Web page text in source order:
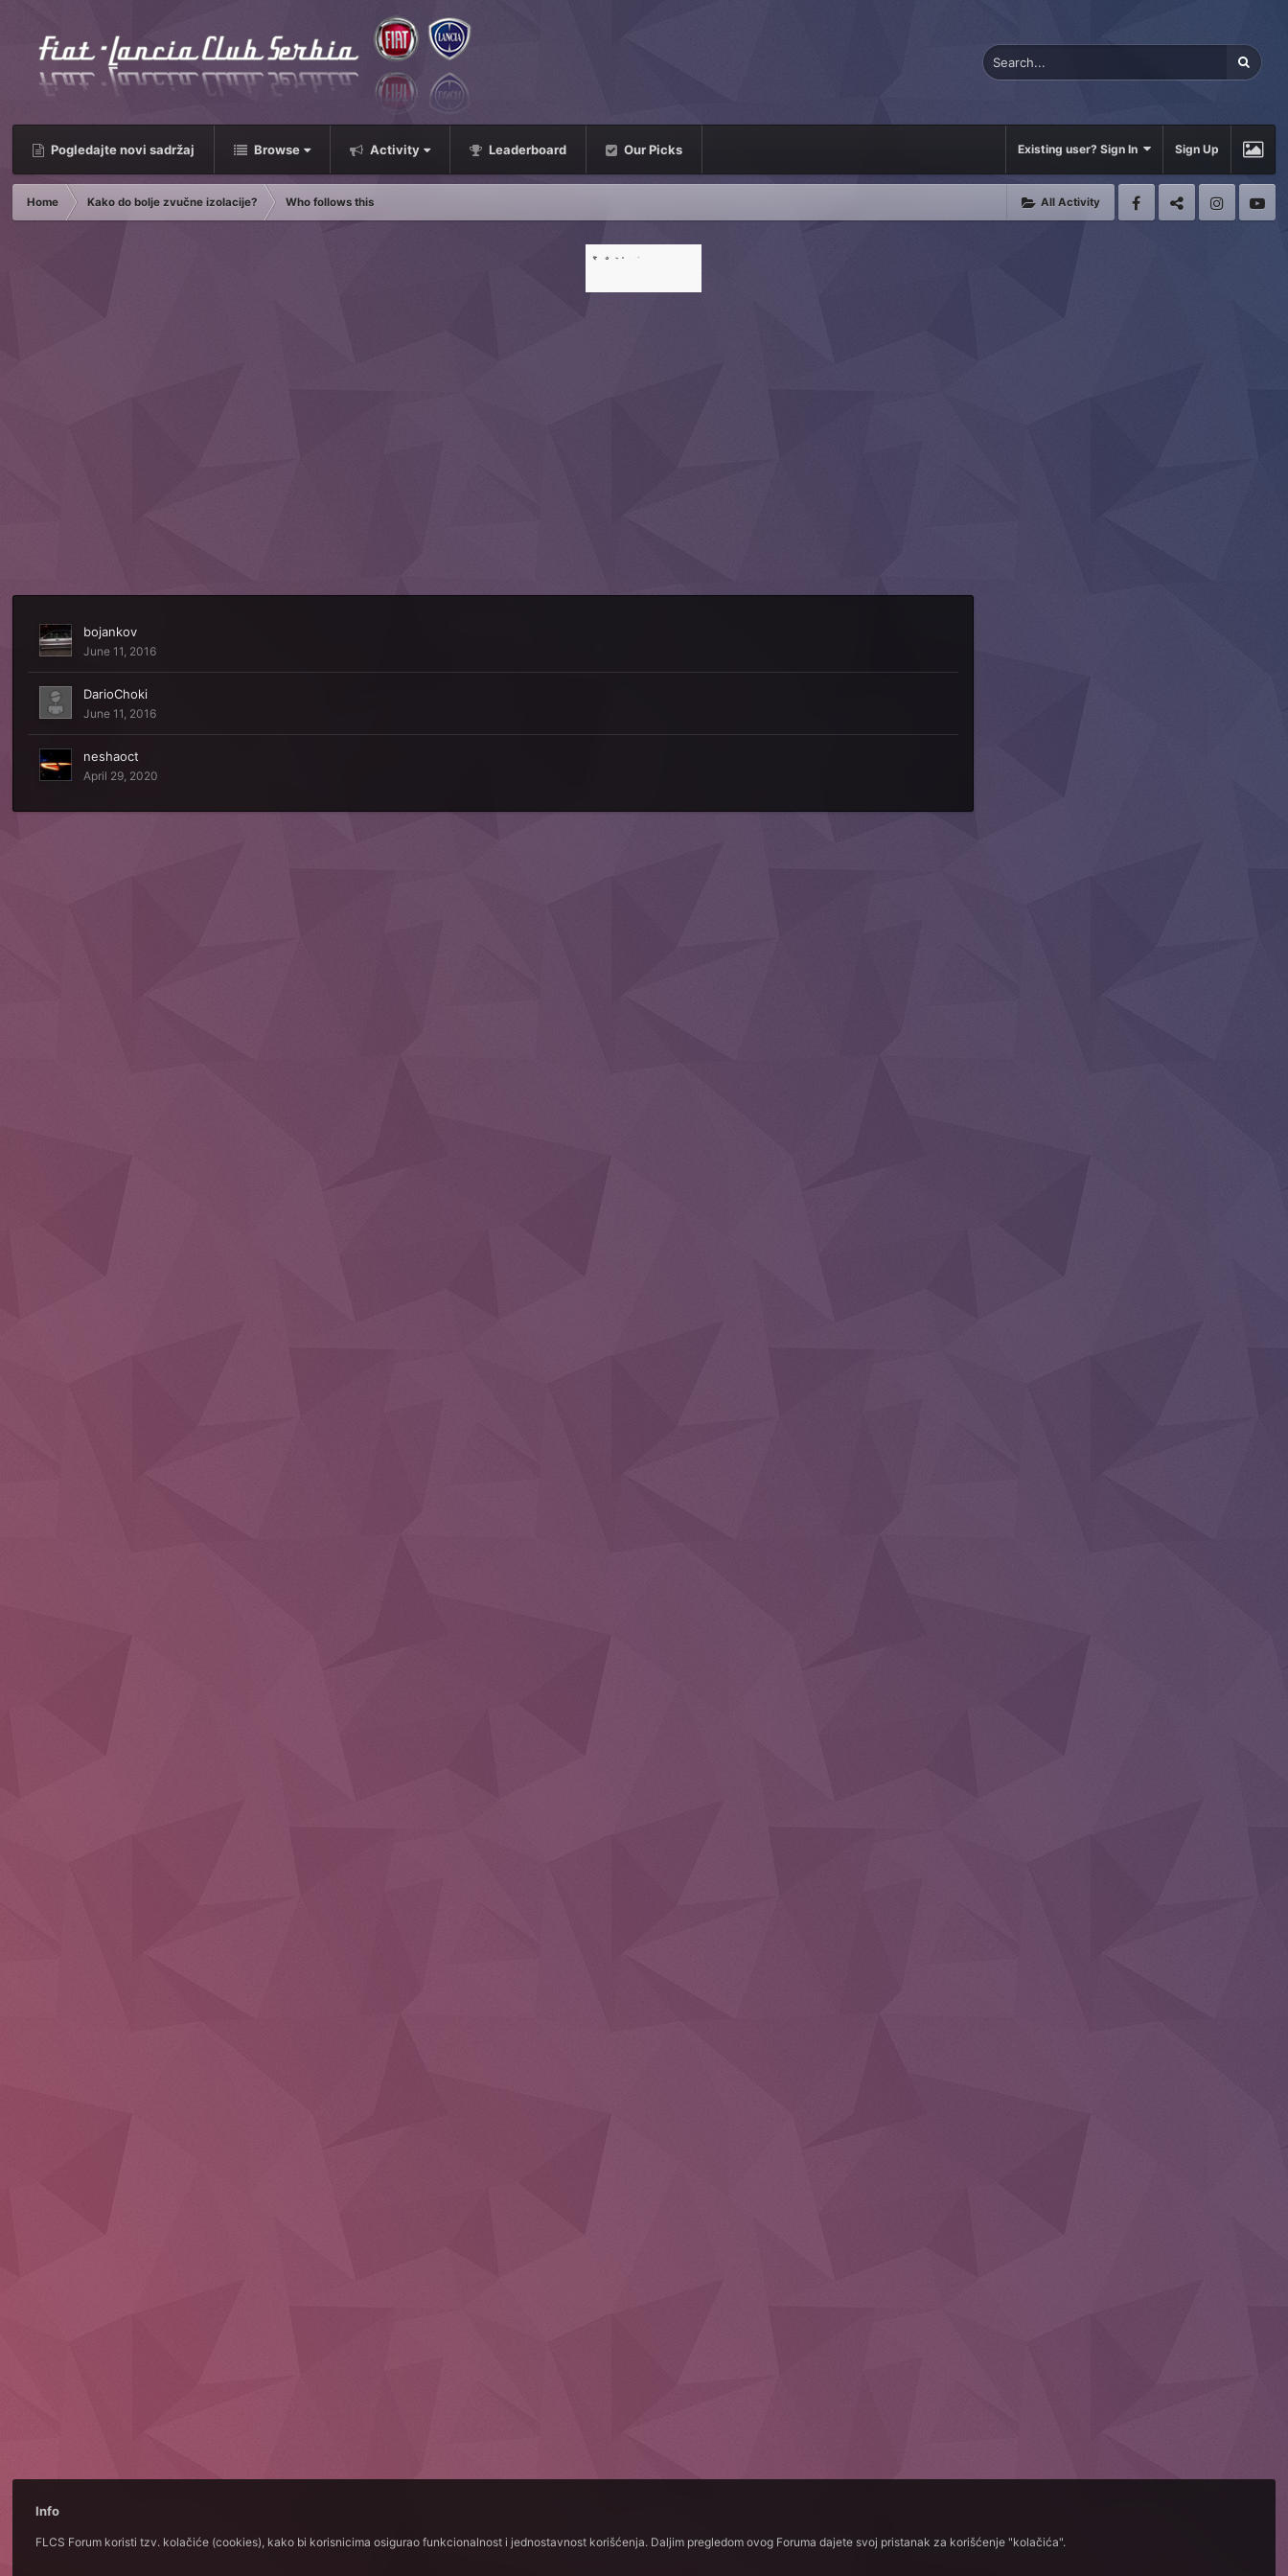
Pogledajte novi sadržaj Browse Activity Leaderboard Our Picks Existing user? Sign In Sign Up
All Activity
Home Kako do bolje zvučne izolacije? Who follows this
bojankov
June 11, 2016
DarioChoki
June 11, 2016
neshaoct
April 29, 2020
Info
FLCS Forum koristi tzv. kolačiće (cookies), kako bi korisnicima osigurao funkcionalnost i jednostavnost korišćenja. Daljim pregledom ovog Foruma dajete svoj pristanak za korišćenje "kolačića".